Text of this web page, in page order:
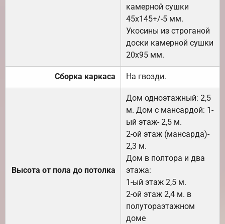
камерной сушки
45х145+/-5 мм.
Укосины из строганой
доски камерной сушки
20х95 мм.
Сборка каркаса На гвозди.
Высота от пола до потолка
Дом одноэтажный: 2,5
м. Дом с мансардой: 1-
ый этаж- 2,5 м.
2-ой этаж (мансарда)-
2,3 м.
Дом в полтора и два
этажа:
1-ый этаж 2,5 м.
2-ой этаж 2,4 м. в
полутораэтажном
доме